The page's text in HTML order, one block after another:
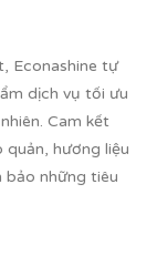
Econashine tự
dịch vụ tối ưu
Cam kết
hương liệu
bảo những tiêu